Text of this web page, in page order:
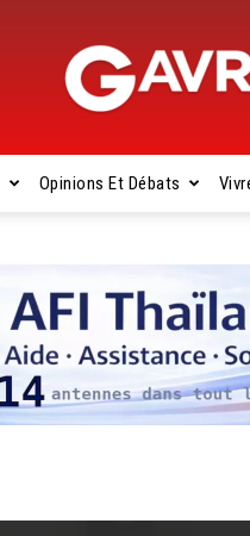
Opinions Et Débats